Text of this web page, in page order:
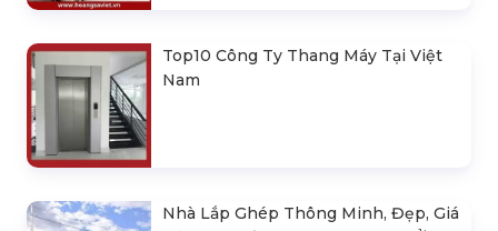
Top10 Công Ty Thang Máy Tại Việt
Nam
Nhà Lắp Ghép Thông Minh, Đẹp, Giá